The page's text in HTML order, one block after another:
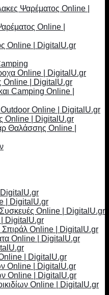
Ψαρέματος Online |
Online |
Online | DigitalU.gr
Online | DigitalU.gr
Online | DigitalU.gr
Camping Online |
Online | DigitalU.gr
Online | DigitalU.gr
Θαλάσσης Online |
| DigitalU.gr
Συσκευές Online | DigitalU.gr
| DigitalU.gr
Online | DigitalU.gr
Online | DigitalU.gr
| DigitalU.gr
Online | DigitalU.gr
Online | DigitalU.gr
Online | DigitalU.gr